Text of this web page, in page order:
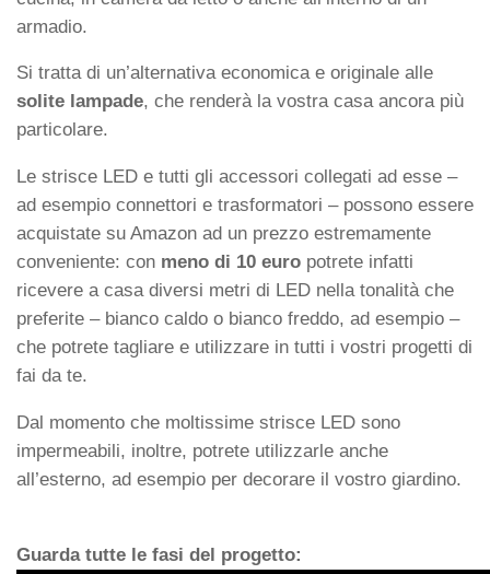
armadio.
Si tratta di un’alternativa economica e originale alle
solite lampade, che renderà la vostra casa ancora più
particolare.
Le strisce LED e tutti gli accessori collegati ad esse –
ad esempio connettori e trasformatori – possono essere
acquistate su Amazon ad un prezzo estremamente
conveniente: con meno di 10 euro potrete infatti
ricevere a casa diversi metri di LED nella tonalità che
preferite – bianco caldo o bianco freddo, ad esempio –
che potrete tagliare e utilizzare in tutti i vostri progetti di
fai da te.
Dal momento che moltissime strisce LED sono
impermeabili, inoltre, potrete utilizzarle anche
all’esterno, ad esempio per decorare il vostro giardino.
Guarda tutte le fasi del progetto: